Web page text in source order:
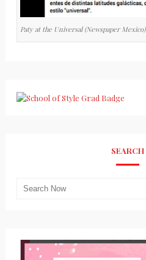
Paty at the Universal (Newspaper Mexico)
SEARCH